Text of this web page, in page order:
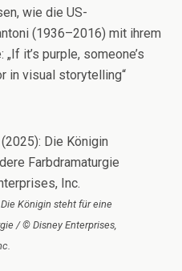
wie die US-
(1936–2016) mit ihrem
it’s purple, someone’s
in visual storytelling“
Königin steht für eine
/ © Disney Enterprises,